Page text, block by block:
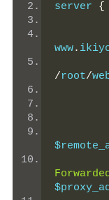
server {
www.
/root/